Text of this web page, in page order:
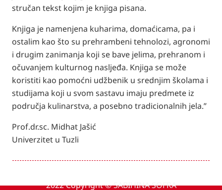
stručan tekst kojim je knjiga pisana.
Knjiga je namenjena kuharima, domaćicama, pa i
ostalim kao što su prehrambeni tehnolozi, agronomi
i drugim zanimanja koji se bave jelima, prehranom i
očuvanjem kulturnog nasljeđa. Knjiga se može
koristiti kao pomoćni udžbenik u srednjim školama i
studijama koji u svom sastavu imaju predmete iz
područja kulinarstva, a posebno tradicionalnih jela.”
Prof.dr.sc. Midhat Jašić
Univerzitet u Tuzli
2022 Copyright ©SABIHINA SOFRA